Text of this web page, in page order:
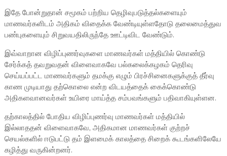
இதே போன்றுதான் சமூகம் பற்றிய தெழிவுபடுத்தல்களையும்
மாணவர்களிடம் அதிகம் விதைக்க வேண்டியுள்ளதோடு தலைமைத்துவ
பண்புகளையும் சிறுவயதிலிருந்தே ஊட்டிவிட வேண்டும்.
இவ்வாறான விழிப்புணர்வுகளை மாணவர்கள் மத்தியில் கொண்டு
சேர்க்கத் தவறுவதன் விளைவாகவே பல்கலைக்கழகம் தெரிவு
செய்யப்பட்ட மாணவர்களும் தமக்கு எழும் பிரச்சினைகளுக்குத் தீர்வு
காண முடியாது தற்கொலை என்ற விடயத்தைக் கைக்கொண்டு
அதிகளவானவர்கள் உயிரை மாய்த்த சம்பவங்களும் பதிவாகியுள்ளன.
தற்காலத்தில் போதிய விழிப்புணர்வு மாணவர்கள் மத்தியில்
இல்லாததன் விளைவாகவே, அதிகமான மாணவர்கள் குற்றச்
செயல்களில் ஈடுபட்டு தம் இளமைக் காலத்தை சிறைக் கூடங்களிலேயே
கழித்து வருகின்றனர்.